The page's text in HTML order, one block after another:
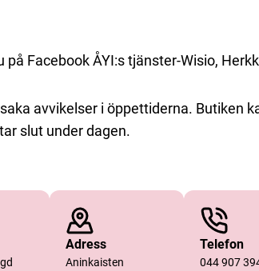
Facebook ÅYI:s tjänster-Wisio,
avvikelser i öppettiderna. Butiken
slut under dagen.
Adress
Aninkaisten
Telefon
044 907